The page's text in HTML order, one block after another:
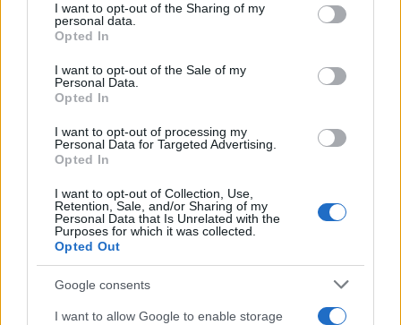
not limited to your visit or usage behaviour. You may click to
grant or deny consent to Google and its third-party tags to
use your data for below specified purposes in below Google
consent section.
I want to opt-out of the Sharing of my
personal data.
Opted In
I want to opt-out of the Sale of my
Personal Data.
Opted In
I want to opt-out of processing my
Personal Data for Targeted Advertising.
Opted In
I want to opt-out of Collection, Use,
Retention, Sale, and/or Sharing of my
Personal Data that Is Unrelated with the
Purposes for which it was collected.
Opted Out
Google consents
I want to allow Google to enable storage
ΤΟ ΠΑΡΟΝ ΤΗΣ ΚΥΡΙΑΚΗΣ